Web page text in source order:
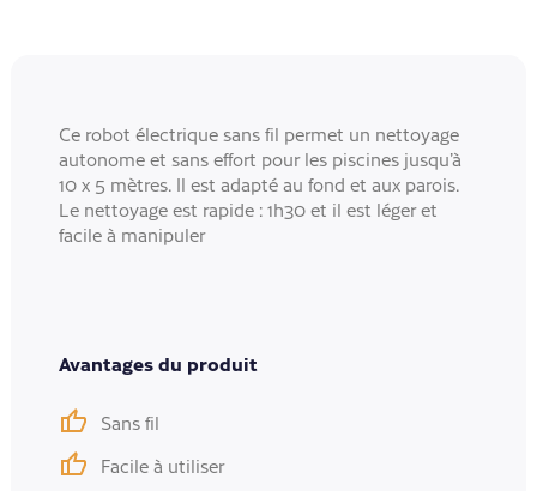
Ce robot électrique sans fil permet un nettoyage
autonome et sans effort pour les piscines jusqu’à
10 x 5 mètres. Il est adapté au fond et aux parois.
Le nettoyage est rapide : 1h30 et il est léger et
facile à manipuler
Avantages du produit
Sans fil
Facile à utiliser